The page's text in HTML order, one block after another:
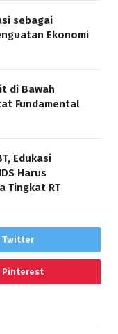
sebagai
Ekonomi
di Bawah
Fundamental
Edukasi
Harus
Tingkat RT
Twitter
Pinterest